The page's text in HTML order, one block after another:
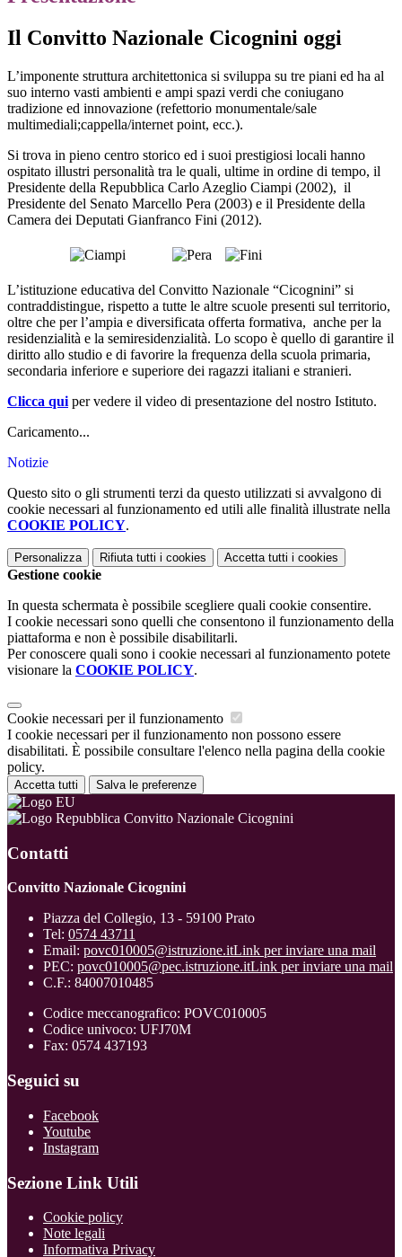
Il Convitto Nazionale Cicognini oggi
L’imponente struttura architettonica si sviluppa su tre piani ed ha al
suo interno vasti ambienti e ampi spazi verdi che coniugano
tradizione ed innovazione (refettorio monumentale/sale
multimediali;cappella/internet point, ecc.).
Si trova in pieno centro storico ed i suoi prestigiosi locali hanno
ospitato illustri personalità tra le quali, ultime in ordine di tempo, il
Presidente della Repubblica Carlo Azeglio Ciampi (2002), il
Presidente del Senato Marcello Pera (2003) e il Presidente della
Camera dei Deputati Gianfranco Fini (2012).
L’istituzione educativa del Convitto Nazionale “Cicognini” si
contraddistingue, rispetto a tutte le altre scuole presenti sul territorio,
oltre che per l’ampia e diversificata offerta formativa, anche per la
residenzialità e la semiresidenzialità. Lo scopo è quello di garantire il
diritto allo studio e di favorire la frequenza della scuola primaria,
secondaria inferiore e superiore dei ragazzi italiani e stranieri.
Clicca qui per vedere il video di presentazione del nostro Istituto.
Caricamento...
Notizie
Questo sito o gli strumenti terzi da questo utilizzati si avvalgono di
cookie necessari al funzionamento ed utili alle finalità illustrate nella
COOKIE POLICY.
Personalizza Rifiuta tutti i cookies Accetta tutti i cookies
Gestione cookie
In questa schermata è possibile scegliere quali cookie consentire.
I cookie necessari sono quelli che consentono il funzionamento della
piattaforma e non è possibile disabilitarli.
Per conoscere quali sono i cookie necessari al funzionamento potete
visionare la COOKIE POLICY.
Cookie necessari per il funzionamento
I cookie necessari per il funzionamento non possono essere
disabilitati. È possibile consultare l'elenco nella pagina della cookie
policy.
Accetta tutti Salva le preferenze
Convitto Nazionale Cicognini
Contatti
Convitto Nazionale Cicognini
Piazza del Collegio, 13 - 59100 Prato
Tel: 0574 43711
Email: povc010005@istruzione.itLink per inviare una mail
PEC: povc010005@pec.istruzione.itLink per inviare una mail
C.F.: 84007010485
Codice meccanografico: POVC010005
Codice univoco: UFJ70M
Fax: 0574 437193
Seguici su
Facebook
Youtube
Instagram
Sezione Link Utili
Cookie policy
Note legali
Informativa Privacy